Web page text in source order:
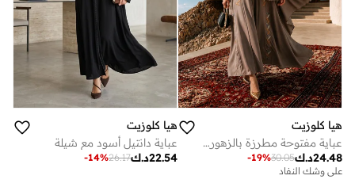
هيا كلوزيت
عباية مفتوحة مطرزة بالزهور بياقة على شكل حرف
د.ك24.48
30.05
-19%
على وشك النفاد
هيا كلوزيت
عباية دانتيل أسود مع شيلة
د.ك22.54
26.17
-14%